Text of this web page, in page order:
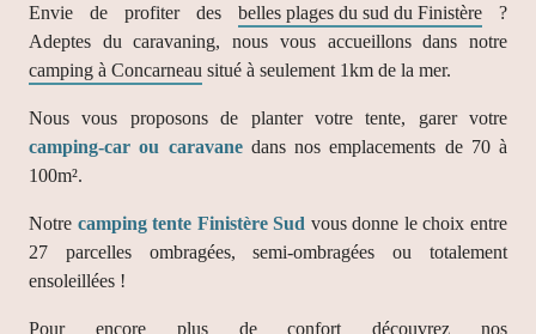
Envie de profiter des belles plages du sud du Finistère ?
Adeptes du caravaning, nous vous accueillons dans notre
camping à Concarneau situé à seulement 1km de la mer.
Nous vous proposons de planter votre tente, garer votre
camping-car ou caravanedans nos emplacements de 70 à
100m².
Notre camping tente Finistère Sud vous donne le choix entre
27 parcelles ombragées, semi-ombragées ou totalement
ensoleillées !
Pour encore plus de confort découvrez nos